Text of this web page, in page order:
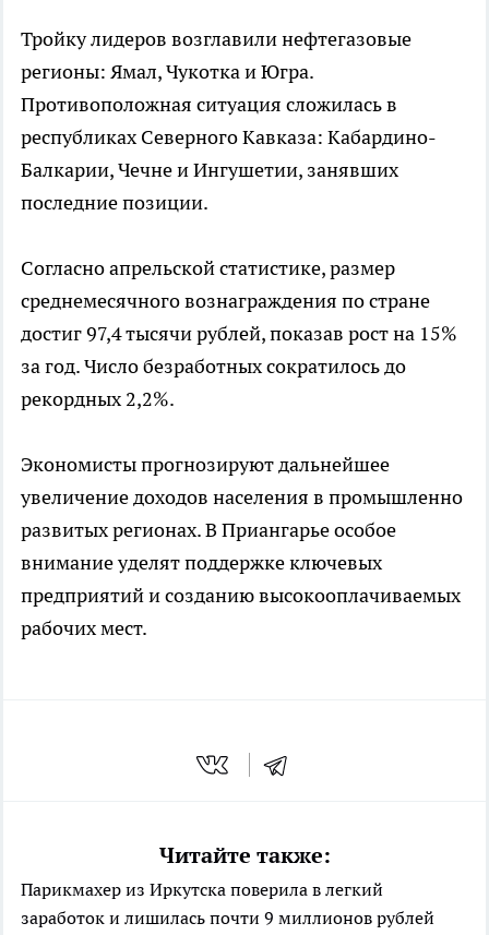
Тройку лидеров возглавили нефтегазовые
регионы: Ямал, Чукотка и Югра.
Противоположная ситуация сложилась в
республиках Северного Кавказа: Кабардино-
Балкарии, Чечне и Ингушетии, занявших
последние позиции.
Согласно апрельской статистике, размер
среднемесячного вознаграждения по стране
достиг 97,4 тысячи рублей, показав рост на 15%
за год. Число безработных сократилось до
рекордных 2,2%.
Экономисты прогнозируют дальнейшее
увеличение доходов населения в промышленно
развитых регионах. В Приангарье особое
внимание уделят поддержке ключевых
предприятий и созданию высокооплачиваемых
рабочих мест.
Читайте также:
Парикмахер из Иркутска поверила в легкий
заработок и лишилась почти 9 миллионов рублей